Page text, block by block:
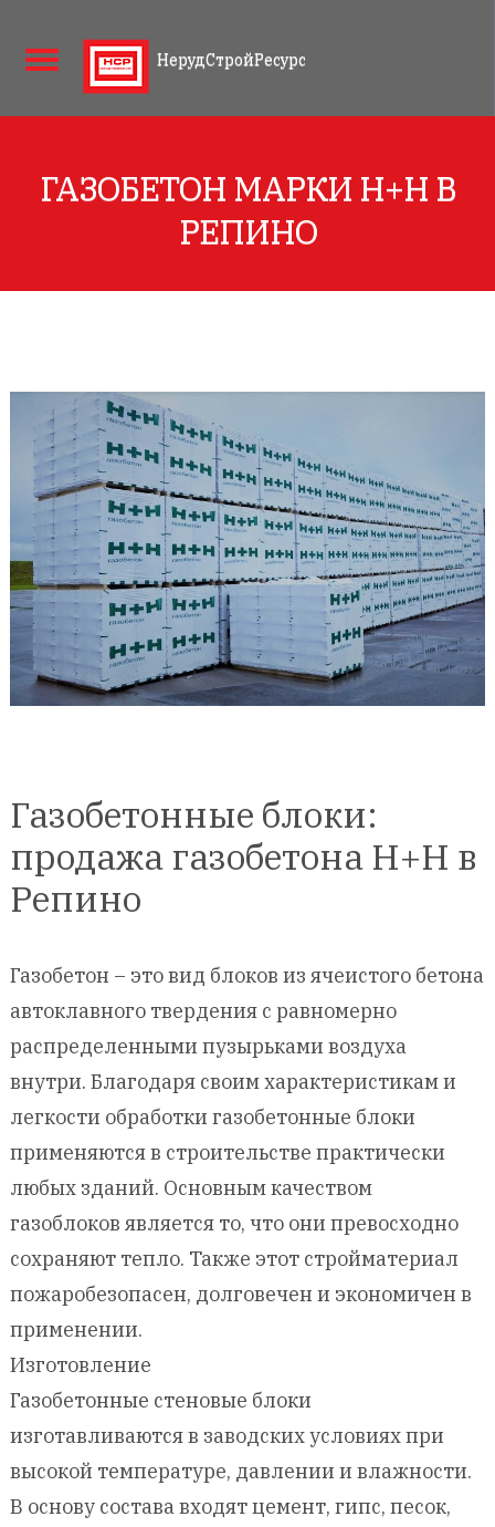
НерудСтройРесурс
ГАЗОБЕТОН МАРКИ Н+Н В
РЕПИНО
Газобетонные блоки:
продажа газобетона Н+Н в
Репино
Газобетон – это вид блоков из ячеистого бетона
автоклавного твердения с равномерно
распределенными пузырьками воздуха
внутри. Благодаря своим характеристикам и
легкости обработки газобетонные блоки
применяются в строительстве практически
любых зданий. Основным качеством
газоблоков является то, что они превосходно
сохраняют тепло. Также этот стройматериал
пожаробезопасен, долговечен и экономичен в
применении.
Изготовление
Газобетонные стеновые блоки
изготавливаются в заводских условиях при
высокой температуре, давлении и влажности.
В основу состава входят цемент, гипс, песок,